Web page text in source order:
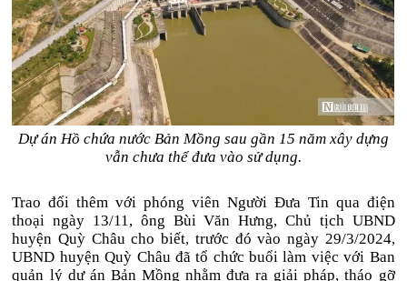
Dự án Hồ chứa nước Bản Mồng sau gần 15 năm xây dựng
vẫn chưa thể đưa vào sử dụng.
Trao đổi thêm với phóng viên Người Đưa Tin qua điện
thoại ngày 13/11, ông Bùi Văn Hưng, Chủ tịch UBND
huyện Quỳ Châu cho biết, trước đó vào ngày 29/3/2024,
UBND huyện Quỳ Châu đã tổ chức buổi làm việc với Ban
quản lý dự án Bản Mồng nhằm đưa ra giải pháp, tháo gỡ